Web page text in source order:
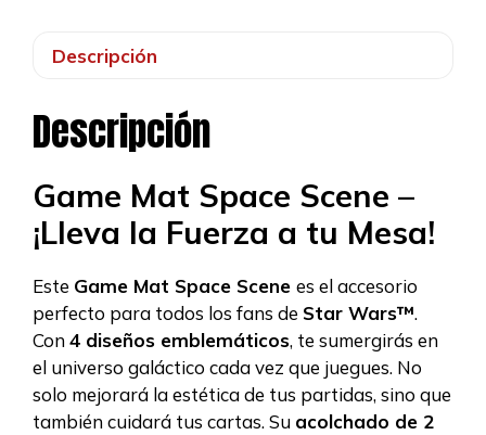
Descripción
Descripción
Game Mat Space Scene –
¡Lleva la Fuerza a tu Mesa!
Este Game Mat Space Scene es el accesorio
perfecto para todos los fans de Star Wars™.
Con4 diseños emblemáticos, te sumergirás en
el universo galáctico cada vez que juegues. No
solo mejorará la estética de tus partidas, sino que
también cuidará tus cartas. Su acolchado de 2